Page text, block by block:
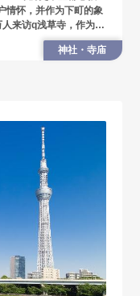
情怀，并作为下町的象
来访q浅草寺，作为都
神社・寺庙